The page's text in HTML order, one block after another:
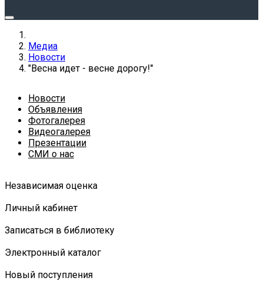
Медиа
Новости
"Весна идет - весне дорогу!"
Новости
Объявления
Фотогалерея
Видеогалерея
Презентации
СМИ о нас
Независимая оценка
Личный кабинет
Записаться в библиотеку
Электронный каталог
Новый поступления